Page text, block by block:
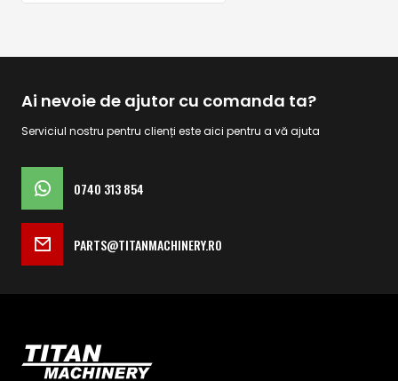
Ai nevoie de ajutor cu comanda ta?
Serviciul nostru pentru clienți este aici pentru a vă ajuta
0740 313 854
PARTS@TITANMACHINERY.RO